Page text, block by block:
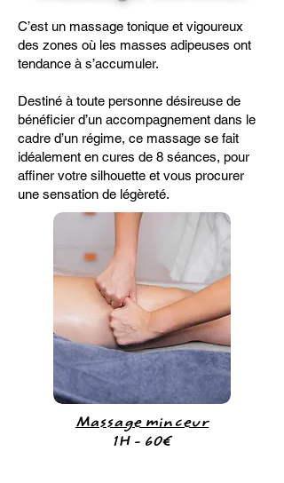
C’est un massage tonique et vigoureux
des zones où les masses adipeuses ont
tendance à s’accumuler.
Destiné à toute personne désireuse de
bénéficier d’un accompagnement dans le
cadre d’un régime, ce massage se fait
idéalement en cures de 8 séances, pour
affiner votre silhouette et vous procurer
une sensation de légèreté.
Massage minceur
1H - 60€